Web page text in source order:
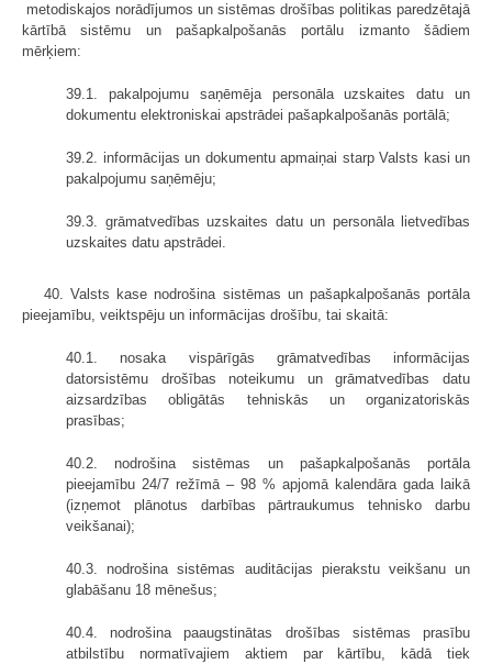
metodiskajos norādījumos un sistēmas drošības politikas paredzētajā
kārtībā sistēmu un pašapkalpošanās portālu izmanto šādiem
mērķiem:
39.1. pakalpojumu saņēmēja personāla uzskaites datu un
dokumentu elektroniskai apstrādei pašapkalpošanās portālā;
39.2. informācijas un dokumentu apmaiņai starp Valsts kasi un
pakalpojumu saņēmēju;
39.3. grāmatvedības uzskaites datu un personāla lietvedības
uzskaites datu apstrādei.
40. Valsts kase nodrošina sistēmas un pašapkalpošanās portāla
pieejamību, veiktspēju un informācijas drošību, tai skaitā:
40.1. nosaka vispārīgās grāmatvedības informācijas
datorsistēmu drošības noteikumu un grāmatvedības datu
aizsardzības obligātās tehniskās un organizatoriskās
prasības;
40.2. nodrošina sistēmas un pašapkalpošanās portāla
pieejamību 24/7 režīmā – 98 % apjomā kalendāra gada laikā
(izņemot plānotus darbības pārtraukumus tehnisko darbu
veikšanai);
40.3. nodrošina sistēmas auditācijas pierakstu veikšanu un
glabāšanu 18 mēnešus;
40.4. nodrošina paaugstinātas drošības sistēmas prasību
atbilstību normatīvajiem aktiem par kārtību, kādā tiek